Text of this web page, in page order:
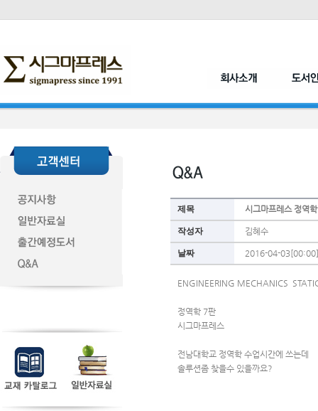
제목 시그마프레스 정역
작성자 김혜수
날짜 2016-04-03[00:00]
ENGINEERING MECHANICS
정역학 7판
시그마프레스
전남대학교 정역학 수업시간에 쓰는데
솔루션좀 찾을수 있을까요?